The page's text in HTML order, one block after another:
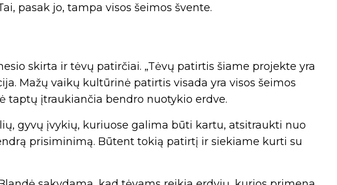
pasak jo, tampa visos šeimos švente.
skirta ir tėvų patirčiai. „Tėvų patirtis šiame projekte yra
Mažų vaikų kultūrinė patirtis visada yra visos šeimos
taptų įtraukiančia bendro nuotykio erdve.
gyvų įvykių, kuriuose galima būti kartu, atsitraukti nuo
prisiminimą. Būtent tokią patirtį ir siekiame kurti su